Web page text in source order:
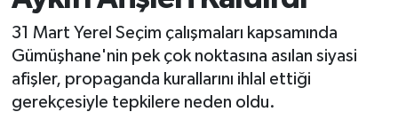
31 Mart Yerel Seçim çalışmaları kapsamında
Gümüşhane'nin pek çok noktasına asılan siyasi
afişler, propaganda kurallarını ihlal ettiği
gerekçesiyle tepkilere neden oldu.
Son Dakika Haberleri
Haber Arşivi